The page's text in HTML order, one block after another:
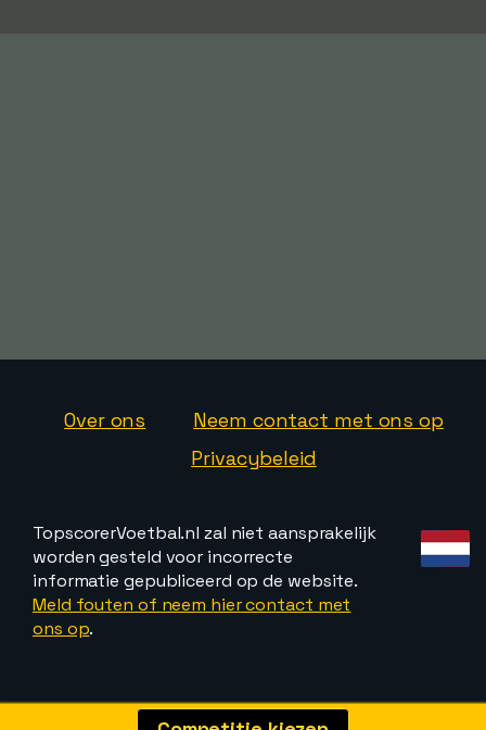
Over ons
Neem contact met ons op
Privacybeleid
TopscorerVoetbal.nl zal niet aansprakelijk
worden gesteld voor incorrecte
informatie gepubliceerd op de website.
Meld fouten of neem hier contact met
ons op.